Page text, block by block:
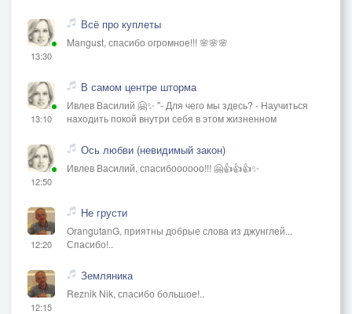
13:30
Всё про куплеты
Mangust, спасибо огромное!!! 🌸🌸🌸
13:10
В самом центре шторма
Ивлев Василий 🤗✨ "- Для чего мы здесь? - Научиться
находить покой внутри себя в этом жизненном
12:50
Ось любви (невидимый закон)
Ивлев Василий, спасибоооооо!!! 🤗👍👍👍✨
12:20
Не грусти
OrangutanG, приятны добрые слова из джунглей...
Спасибо!..
12:15
Земляника
Reznik Nik, спасибо большое!..